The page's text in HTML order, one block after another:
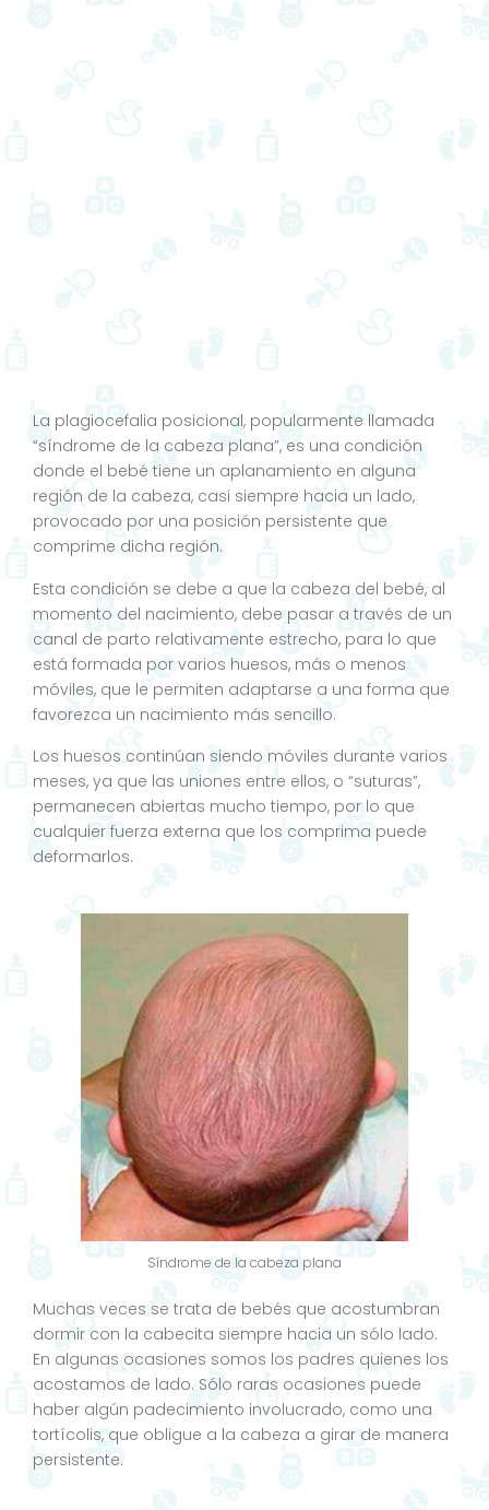
La plagiocefalia posicional, popularmente llamada
“síndrome de la cabeza plana”, es una condición
donde el bebé tiene un aplanamiento en alguna
región de la cabeza, casi siempre hacia un lado,
provocado por una posición persistente que
comprime dicha región.
Esta condición se debe a que la cabeza del bebé, al
momento del nacimiento, debe pasar a través de un
canal de parto relativamente estrecho, para lo que
está formada por varios huesos, más o menos
móviles, que le permiten adaptarse a una forma que
favorezca un nacimiento más sencillo.
Los huesos continúan siendo móviles durante varios
meses, ya que las uniones entre ellos, o “suturas”,
permanecen abiertas mucho tiempo, por lo que
cualquier fuerza externa que los comprima puede
deformarlos.
Síndrome de la cabeza plana
Muchas veces se trata de bebés que acostumbran
dormir con la cabecita siempre hacia un sólo lado.
En algunas ocasiones somos los padres quienes los
acostamos de lado. Sólo raras ocasiones puede
haber algún padecimiento involucrado, como una
tortícolis, que obligue a la cabeza a girar de manera
persistente.